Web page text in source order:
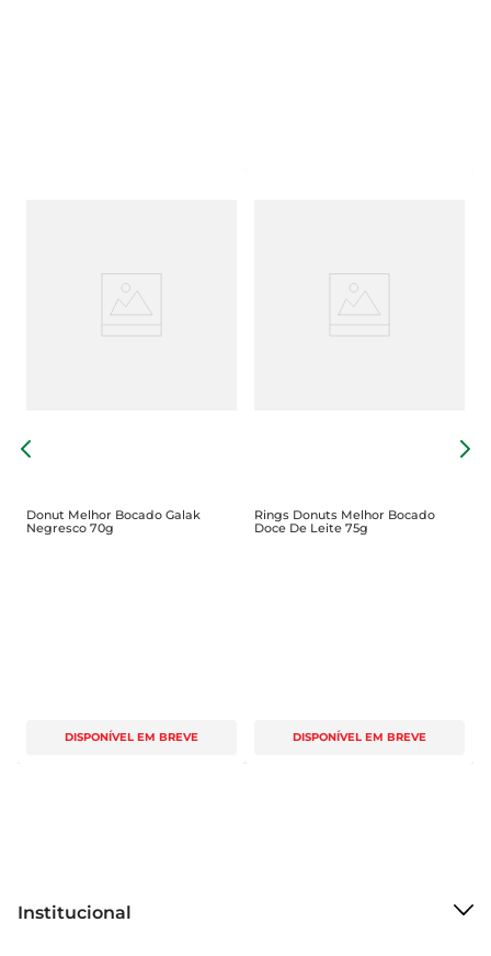
Donut Melhor Bocado Galak
Negresco 70g
DISPONÍVEL EM BREVE
Rings Donuts Melhor Bocado
Doce De Leite 75g
DISPONÍVEL EM BREVE
Institucional